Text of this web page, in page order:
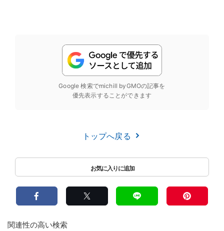
Google 検索でmichill byGMOの記事を
優先表示することができます
トップへ戻る